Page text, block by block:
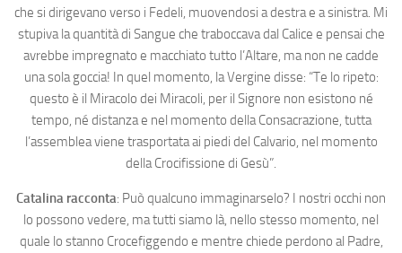
che si dirigevano verso i Fedeli, muovendosi a destra e a sinistra. Mi
stupiva la quantità di Sangue che traboccava dal Calice e pensai che
avrebbe impregnato e macchiato tutto l’Altare, ma non ne cadde
una sola goccia! In quel momento, la Vergine disse: “Te lo ripeto:
questo è il Miracolo dei Miracoli, per il Signore non esistono né
tempo, né distanza e nel momento della Consacrazione, tutta
l’assemblea viene trasportata ai piedi del Calvario, nel momento
della Crocifissione di Gesù”.
Catalina racconta: Può qualcuno immaginarselo? I nostri occhi non
lo possono vedere, ma tutti siamo là, nello stesso momento, nel
quale lo stanno Crocefiggendo e mentre chiede perdono al Padre,